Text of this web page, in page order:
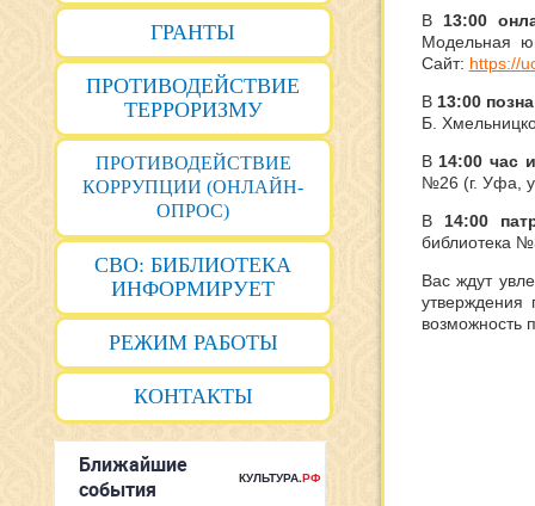
ГРАНТЫ
ПРОТИВОДЕЙСТВИЕ
ТЕРРОРИЗМУ
ПРОТИВОДЕЙСТВИЕ
КОРРУПЦИИ (ОНЛАЙН-
ОПРОС)
СВО: БИБЛИОТЕКА
ИНФОРМИРУЕТ
РЕЖИМ РАБОТЫ
КОНТАКТЫ
В 13:00о
Модельная
Сайт: https://
В 13:00
Б.
В14:00 час
№26 (г. Уфа,
В 14:00 п
библиотека
Вас ждут
утверждения
возможность